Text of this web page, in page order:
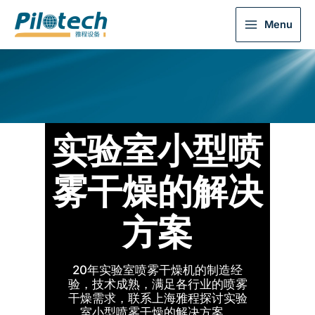
Menu
实验室小型喷
雾干燥的解决
方案
20年实验室喷雾干燥机的制造经
验，技术成熟，满足各行业的喷雾
干燥需求，联系上海雅程探讨实验
室小型喷雾干燥的解决方案。